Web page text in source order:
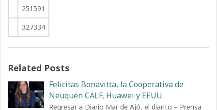
251591
327334
Related Posts
Felicitas Bonavitta, la Cooperativa de
Neuquén CALF, Huawei y EEUU
Regresar a Diario Mar de Ajó, el diarito – Prensa